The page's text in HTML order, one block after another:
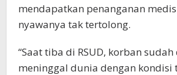
mendapatkan penanganan
nyawanya tak tertolong.
“Saat tiba di RSUD, korban
meninggal dunia dengan kondisi